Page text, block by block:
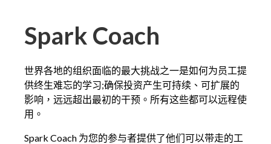
Spark Coach
世界各地的组织面临的最大挑战之一是如何为员工提
供终生难忘的学习;确保投资产生可持续、可扩展的
影响，远远超出最初的干预。所有这些都可以远程使
用。
Spark Coach 为您的参与者提供了他们可以带走的工